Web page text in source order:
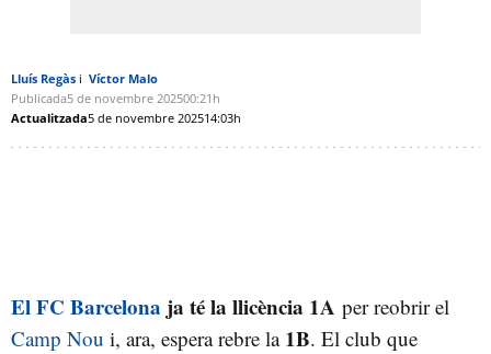
Lluís Regàs
Víctor Malo
Publicada5 de novembre 202500:21h
Actualitzada5 de novembre 202514:03h
El FC Barcelona ja té la llicència 1A per reobrir el
Camp Nou i, ara, espera rebre la 1B. El club que